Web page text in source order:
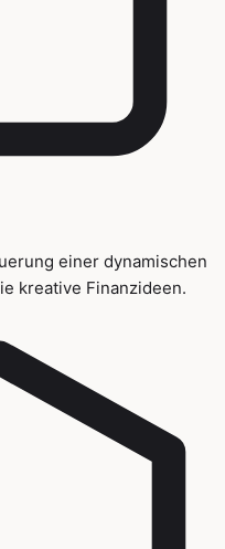
einer dynamischen
kreative Finanzideen.